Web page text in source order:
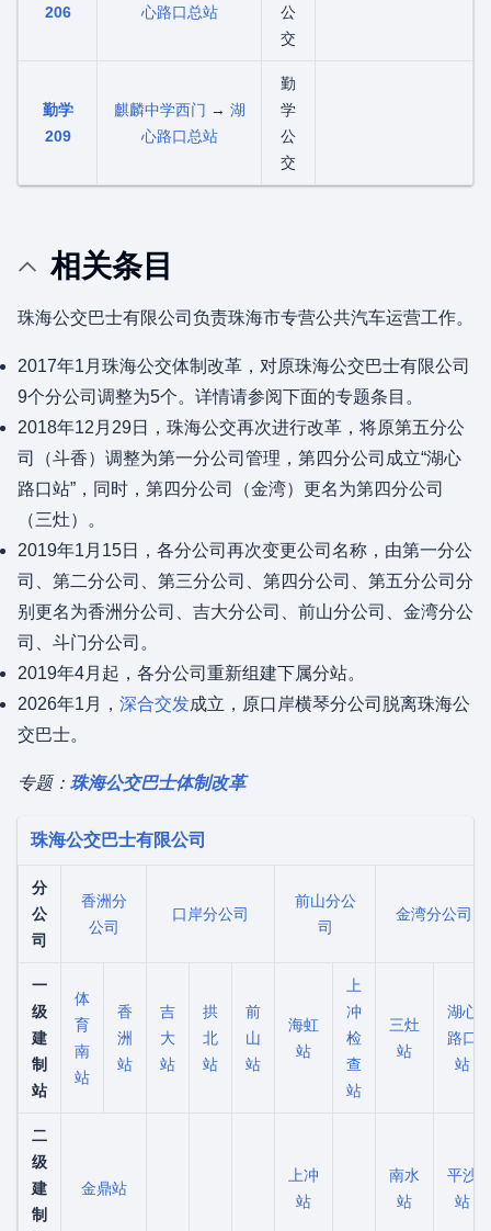
206
心路口总站
公
交
勤学
209
麒麟中学西门 → 湖
心路口总站
勤
学
公
交
相关条目
珠海公交巴士有限公司负责珠海市专营公共汽车运营工作。
2017年1月珠海公交体制改革，对原珠海公交巴士有限公司
9个分公司调整为5个。详情请参阅下面的专题条目。
2018年12月29日，珠海公交再次进行改革，将原第五分公
司（斗香）调整为第一分公司管理，第四分公司成立“湖心
路口站”，同时，第四分公司（金湾）更名为第四分公司
（三灶）。
2019年1月15日，各分公司再次变更公司名称，由第一分公
司、第二分公司、第三分公司、第四分公司、第五分公司分
别更名为香洲分公司、吉大分公司、前山分公司、金湾分公
司、斗门分公司。
2019年4月起，各分公司重新组建下属分站。
2026年1月， 深合交发成立，原口岸横琴分公司脱离珠海公
交巴士。
专题： 珠海公交巴士体制改革
珠海公交巴士有限公司
分
公
司
香洲分
公司
口岸分公司
前山分公
司
金湾分公司
一
级
建
制
站
体
育
南
站
香
洲
站
吉
大
站
拱
北
站
前
山
站
海虹
站
上
冲
检
查
站
三灶
站
湖心
路口
站
二
级
建
制
金鼎站
上冲
站
南水
站
平沙
站